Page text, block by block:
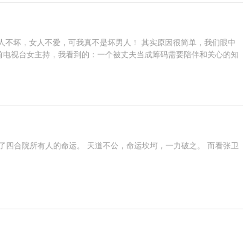
坏，女人不爱，可我真不是坏男人！ 其实原因很简单，我们眼中
视台女主持，我看到的：一个被丈夫当成筹码需要陪伴和关心的知
合院所有人的命运。 天道不公，命运坎坷，一力破之。 而看张卫